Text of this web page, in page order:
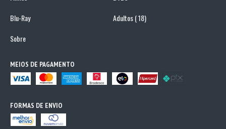
Blu-Ray
Adultos ( 18)
Sobre
MEIOS DE PAGAMENTO
FORMAS DE ENVIO